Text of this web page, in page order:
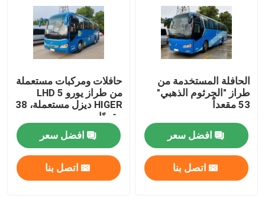
الحافلة المستخدمة من
طراز "الجرثوم الذهبي"
53 مقعداً
افضل سعر
اتصل بنا
حافلات ومركبات مستعملة
من طراز يورو 5 LHD
HIGER ديزل مستعملة، 38
مقعدًا
افضل سعر
اتصل بنا